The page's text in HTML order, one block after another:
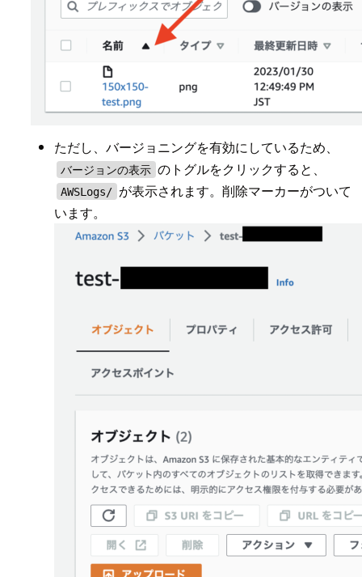
ただし、バージョニングを有効にしているため、
バージョンの表示 のトグルをクリックすると、
AWSLogs/ が表示されます。削除マーカーがついて
います。